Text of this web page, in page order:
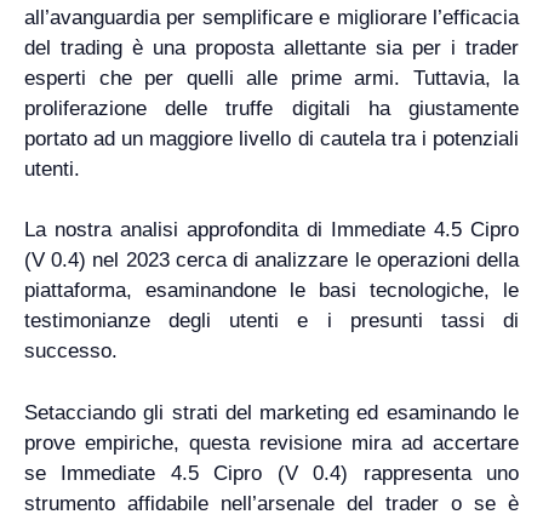
all’avanguardia per semplificare e migliorare l’efficacia
del trading è una proposta allettante sia per i trader
esperti che per quelli alle prime armi. Tuttavia, la
proliferazione delle truffe digitali ha giustamente
portato ad un maggiore livello di cautela tra i potenziali
utenti.
La nostra analisi approfondita di Immediate 4.5 Cipro
(V 0.4) nel 2023 cerca di analizzare le operazioni della
piattaforma, esaminandone le basi tecnologiche, le
testimonianze degli utenti e i presunti tassi di
successo.
Setacciando gli strati del marketing ed esaminando le
prove empiriche, questa revisione mira ad accertare
se Immediate 4.5 Cipro (V 0.4) rappresenta uno
strumento affidabile nell’arsenale del trader o se è